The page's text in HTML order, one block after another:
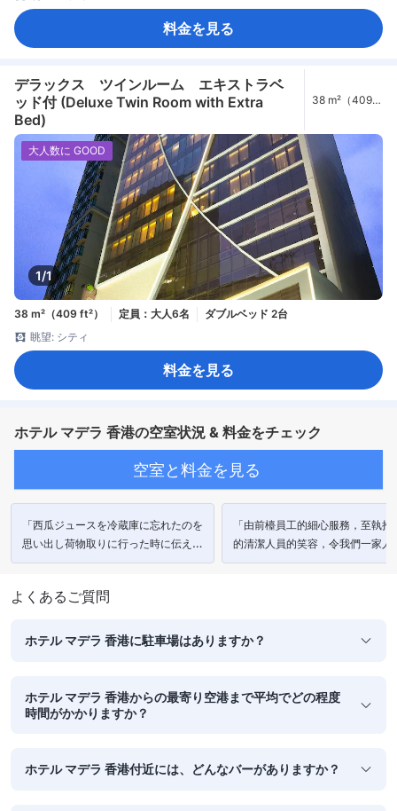
料金を見る
デラックス ツインルーム エキストラベ
ッド付 (Deluxe Twin Room with Extra
Bed)
38 m²（409
1/1
大人数に GOOD
38 m²（409 ft²） 定員：大人6名
ダブルベッド 2台
眺望: シティ
料金を見る
ホテル マデラ 香港の空室状況 & 料金をチェック
空室と料金を見る
「西瓜ジュースを冷蔵庫に忘れたのを
思い出し荷物取りに行った時に伝えた
らスタッフがロビーまで持って来てく
「由前檯員工的細心服務，至執拾
的清潔人員的笑容，令我們一家人
非常滿意的住宿體驗。」
よくあるご質問
ホテル マデラ 香港に駐車場はありますか？
ホテル マデラ 香港からの最寄り空港まで平均でどの程度
時間がかかりますか？
ホテル マデラ 香港付近には、どんなバーがありますか？